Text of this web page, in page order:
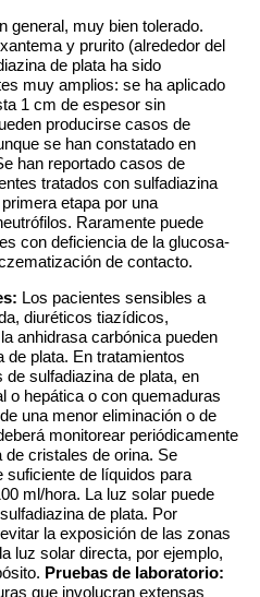
general, muy bien tolerado.
y prurito (alrededor del
de plata ha sido
muy amplios: se ha aplicado
1 cm de espesor sin
producirse casos de
se han constatado en
han reportado casos de
tratados con sulfadiazina
etapa por una
Raramente puede
con deficiencia de la glucosa-
de contacto.
Los pacientes sensibles a
diuréticos tiazídicos,
anhidrasa carbónica pueden
de plata. En tratamientos
sulfadiazina de plata, en
o hepática o con quemaduras
una menor eliminación o de
monitorear periódicamente
de cristales de orina. Se
suficiente de líquidos para
ml/hora. La luz solar puede
de plata. Por
la exposición de las zonas
luz solar directa, por ejemplo,
Pruebas de laboratorio:
que involucran extensas